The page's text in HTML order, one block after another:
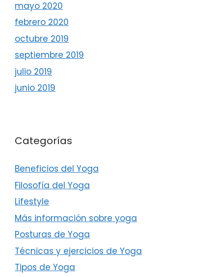
mayo 2020
febrero 2020
octubre 2019
septiembre 2019
julio 2019
junio 2019
Categorías
Beneficios del Yoga
Filosofía del Yoga
Lifestyle
Más información sobre yoga
Posturas de Yoga
Técnicas y ejercicios de Yoga
Tipos de Yoga